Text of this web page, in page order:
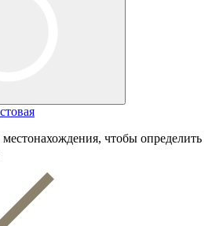
чтобы определить